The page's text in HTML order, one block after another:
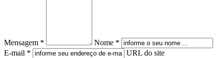
Mensagem *
Nome *
E-mail *
URL do site